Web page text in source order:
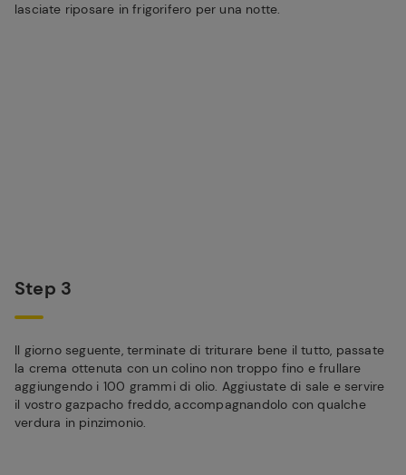
lasciate riposare in frigorifero per una notte.
Step 3
Il giorno seguente, terminate di triturare bene il tutto, passate
la crema ottenuta con un colino non troppo fino e frullare
aggiungendo i 100 grammi di olio. Aggiustate di sale e servire
il vostro gazpacho freddo, accompagnandolo con qualche
verdura in pinzimonio.